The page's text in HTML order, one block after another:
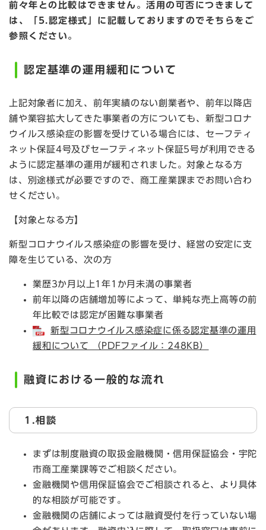
前々年との比較はできません。活用の可否につきまして
は、「5.認定様式」に記載しておりますのでそちらをご
参照ください。
認定基準の運用緩和について
上記対象者に加え、前年実績のない創業者や、前年以降店
舗や業容拡大してきた事業者の方についても、新型コロナ
ウイルス感染症の影響を受けている場合には、セーフティ
ネット保証4号及びセーフティネット保証5号が利用できる
ように認定基準の運用が緩和されました。対象となる方
は、別途様式が必要ですので、商工産業課までお問い合わ
せください。
【対象となる方】
新型コロナウイルス感染症の影響を受け、経営の安定に支
障を生じている、次の方
業歴3か月以上1年1か月未満の事業者
前年以降の店舗増加等によって、単純な売上高等の前
年比較では認定が困難な事業者
新型コロナウイルス感染症に係る認定基準の運用
緩和について （PDFファイル：248KB）
融資における一般的な流れ
1.相談
まずは制度融資の取扱金融機関・信用保証協会・宇陀
市商工産業課等でご相談ください。
金融機関や信用保証協会でご相談されると、より具体
的な相談が可能です。
金融機関の店舗によっては融資受付を行っていない場